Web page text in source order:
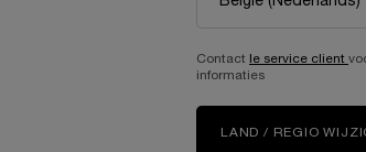
Contact le service client
informaties
LAND / REGIO